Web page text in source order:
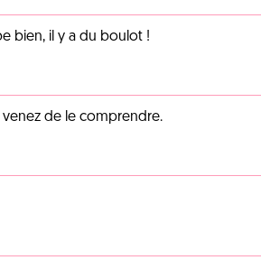
bien, il y a du boulot !
de le comprendre.